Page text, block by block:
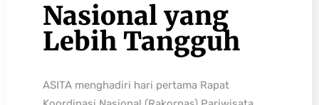
Nasional yang
Lebih Tangguh
ASITA menghadiri hari pertama Rapat